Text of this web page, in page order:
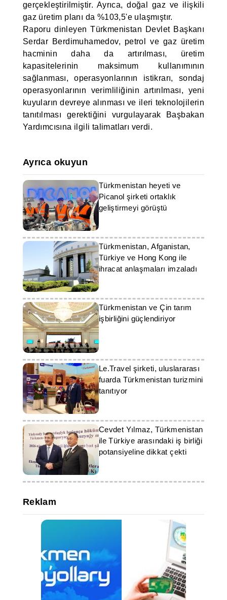
gerçekleştirilmiştir. Ayrıca, doğal gaz ve ilişkili
gaz üretim planı da %103,5'e ulaşmıştır.
Raporu dinleyen Türkmenistan Devlet Başkanı
Serdar Berdimuhamedov, petrol ve gaz üretim
hacminin daha da artırılması, üretim
kapasitelerinin maksimum kullanımının
sağlanması, operasyonlarının istikrarı, sondaj
operasyonlarının verimliliğinin artırılması, yeni
kuyuların devreye alınması ve ileri teknolojilerin
tanıtılması gerektiğini vurgulayarak Başbakan
Yardımcısına ilgili talimatları verdi.
Ayrıca okuyun
Türkmenistan heyeti ve
Picanol şirketi ortaklık
geliştirmeyi görüştü
Türkmenistan, Afganistan,
Türkiye ve Hong Kong ile
ihracat anlaşmaları imzaladı
Türkmenistan ve Çin tarım
işbirliğini güçlendiriyor
Le.Travel şirketi, uluslararası
fuarda Türkmenistan turizmini
tanıtıyor
Cevdet Yılmaz, Türkmenistan
ile Türkiye arasındaki iş birliği
potansiyeline dikkat çekti
Reklam